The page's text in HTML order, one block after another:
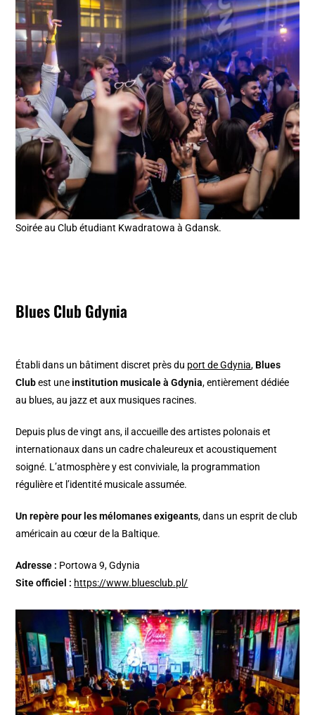
Soirée au Club étudiant Kwadratowa à Gdansk.
Blues Club Gdynia
Établi dans un bâtiment discret près du port de Gdynia, Blues
Clubest une institution musicale à Gdynia, entièrement dédiée
au blues, au jazz et aux musiques racines.
Depuis plus de vingt ans, il accueille des artistes polonais et
internationaux dans un cadre chaleureux et acoustiquement
soigné. L’atmosphère y est conviviale, la programmation
régulière et l’identité musicale assumée.
Un repère pour les mélomanes exigeants, dans un esprit de club
américain au cœur de la Baltique.
Adresse : Portowa 9, Gdynia
Site officiel : https://www.bluesclub.pl/